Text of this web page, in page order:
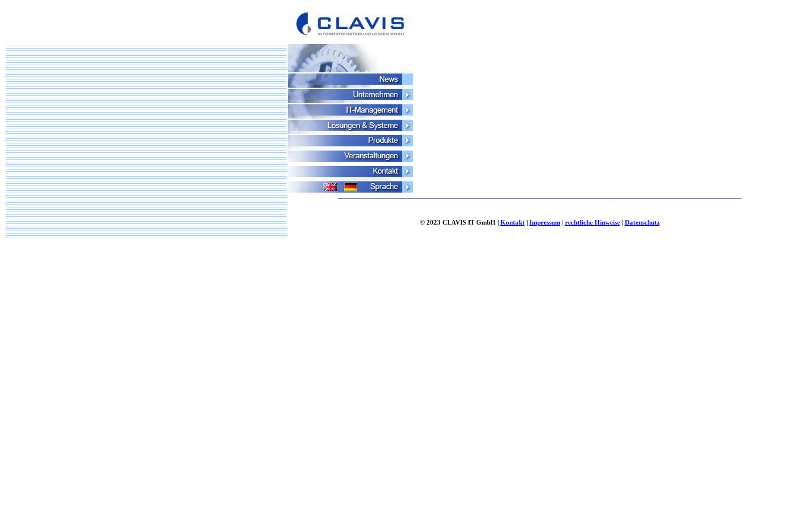
© 2023 CLAVIS IT GmbH | Kontakt| Impressum| rechtliche Hinweise| Datenschutz